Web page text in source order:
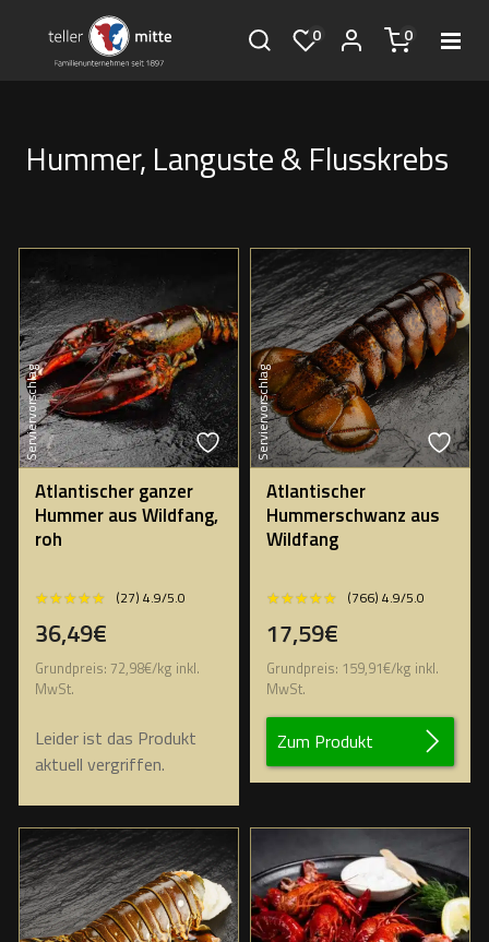
0 0
Hummer, Languste & Flusskrebs
Serviervorschlag
Atlantischer ganzer
Hummer aus Wildfang,
roh
★★★★★
★★★★★ (27) 4.9/5.0
36,49€
Grundpreis: 72,98€/kg inkl.
MwSt.
Leider ist das Produkt
aktuell vergriffen.
Serviervorschlag
Atlantischer
Hummerschwanz aus
Wildfang
★★★★★
★★★★★ (766) 4.9/5.0
17,59€
Grundpreis: 159,91€/kg inkl.
MwSt.
Zum Produkt